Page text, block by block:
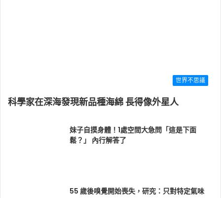
世界不思議
科學家在深海發現新品種海綿 長得像外星人
妹子自摸身體！1處空間大急問「這是下面
鬆？」 內行解答了
55 歲後嗅覺開始喪失，研究：只對特定氣味